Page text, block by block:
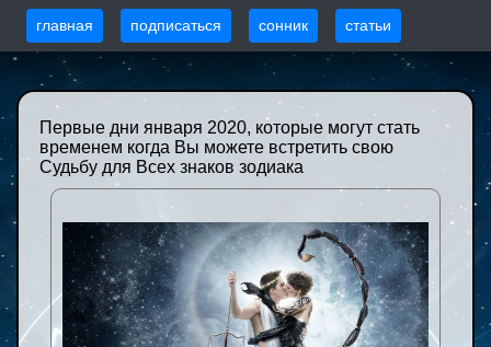
главная подписаться сонник статьи
Первые дни января 2020, которые могут стать
временем когда Вы можете встретить свою
Судьбу для Всех знаков зодиака